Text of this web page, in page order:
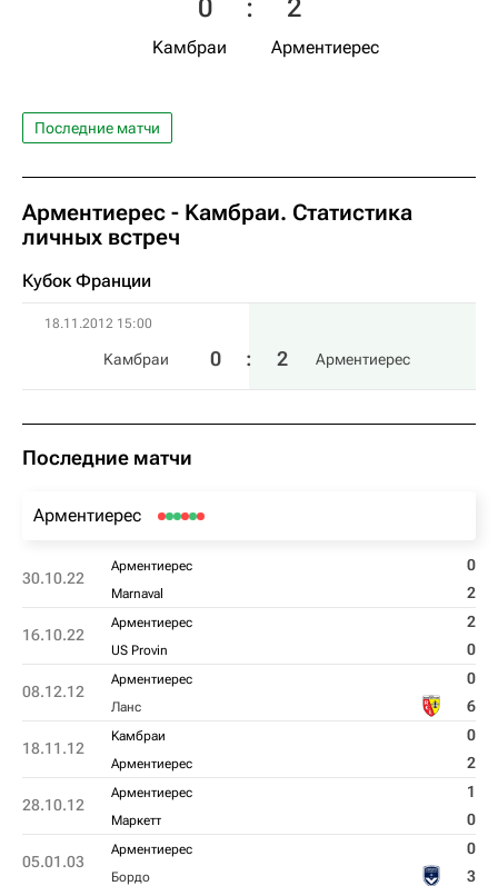
Kамбраи
0 : 2
Арментиерес
Последние матчи
Арментиерес - Kамбраи. Статистика
личных встреч
Кубок Франции
18.11.2012 15:00
Kамбраи 0 : 2 Арментиерес
Последние матчи
Арментиерес
30.10.22
Арментиерес 0
Marnaval 2
16.10.22
Арментиерес 2
US Provin 0
08.12.12
Арментиерес 0
Ланс 6
18.11.12
Kамбраи 0
Арментиерес 2
28.10.12
Арментиерес 1
Маркетт 0
05.01.03
Арментиерес 0
Бордо 3